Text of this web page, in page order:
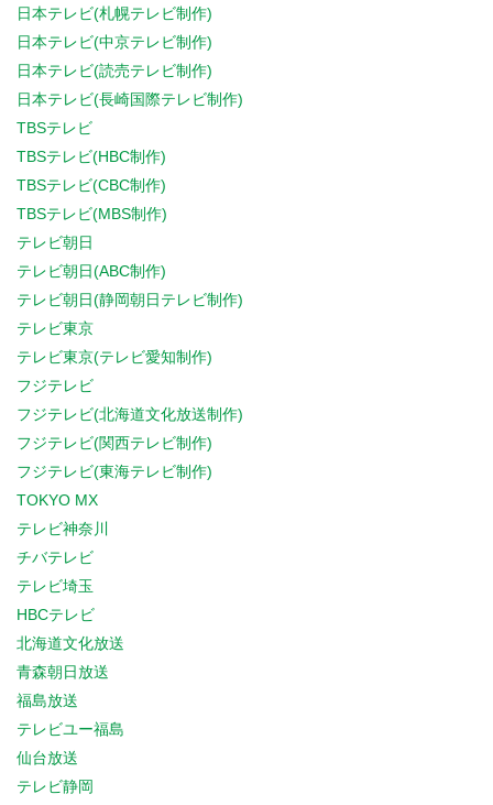
日本テレビ(札幌テレビ制作)
日本テレビ(中京テレビ制作)
日本テレビ(読売テレビ制作)
日本テレビ(長崎国際テレビ制作)
TBSテレビ
TBSテレビ(HBC制作)
TBSテレビ(CBC制作)
TBSテレビ(MBS制作)
テレビ朝日
テレビ朝日(ABC制作)
テレビ朝日(静岡朝日テレビ制作)
テレビ東京
テレビ東京(テレビ愛知制作)
フジテレビ
フジテレビ(北海道文化放送制作)
フジテレビ(関西テレビ制作)
フジテレビ(東海テレビ制作)
TOKYO MX
テレビ神奈川
チバテレビ
テレビ埼玉
HBCテレビ
北海道文化放送
青森朝日放送
福島放送
テレビユー福島
仙台放送
テレビ静岡